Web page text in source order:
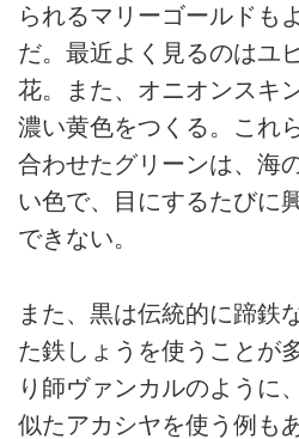
られるマリーゴールドも
だ。最近よく見るのはユ
花。また、オニオンスキ
濃い黄色をつくる。これ
合わせたグリーンは、海
い色で、目にするたびに
できない。
また、黒は伝統的に蹄鉄
た鉄しょうを使うことが
り師ヴァンカルのように
似たアカシヤを使う例も